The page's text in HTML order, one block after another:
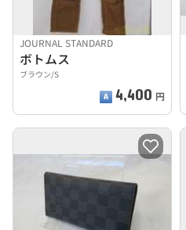
JOURNAL STANDARD
ボトムス
ブラウン/S
4,400 円